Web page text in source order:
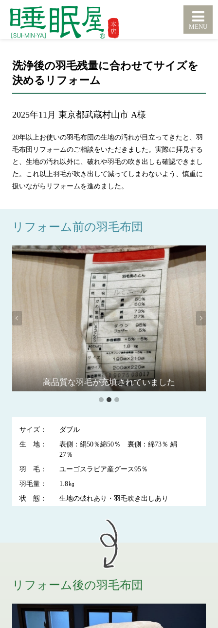
洗浄後の羽毛残量に合わせてサイズを
決めるリフォーム
2025年11月 東京都武蔵村山市 A様
20年以上お使いの羽毛布団の生地の汚れが目立ってきたと、羽
毛布団リフォームのご相談をいただきました。実際に拝見する
と、生地の汚れ以外に、破れや羽毛の吹き出しも確認できまし
た。これ以上羽毛が吹き出して減ってしまわないよう、慎重に
扱いながらリフォームを進めました。
リフォーム前の羽毛布団
羽毛布団の全体画像です
高品質な羽毛が充填されていました
羽毛の吹き出しがありました
サイズ：
ダブル
生 地：
表側：絹50％綿50％ 裏側：綿73％ 絹
27％
羽 毛：
ユーゴスラビア産グース95％
羽毛量：
1.8㎏
状 態：
生地の破れあり・羽毛吹き出しあり
リフォーム後の羽毛布団